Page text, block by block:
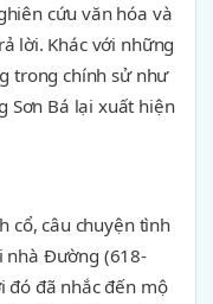
cứu văn hóa và
lời. Khác với những
trong chính sử như
Sơn Bá lại xuất hiện
cổ, câu chuyện tình
nhà Đường (618-
đó đã nhắc đến mộ